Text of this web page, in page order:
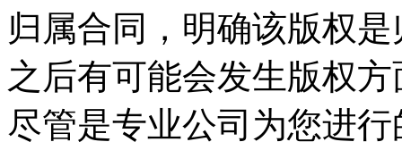
归属合同，明确该版权
之后有可能会发生版权
尽管是专业公司为您进